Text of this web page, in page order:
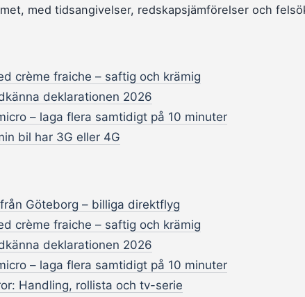
med tidsangivelser, redskapsjämförelser och
crème fraiche – saftig och krämig
deklarationen 2026
– laga flera samtidigt på 10 minuter
bil har 3G eller 4G
Göteborg – billiga direktflyg
crème fraiche – saftig och krämig
deklarationen 2026
– laga flera samtidigt på 10 minuter
Handling, rollista och tv-serie